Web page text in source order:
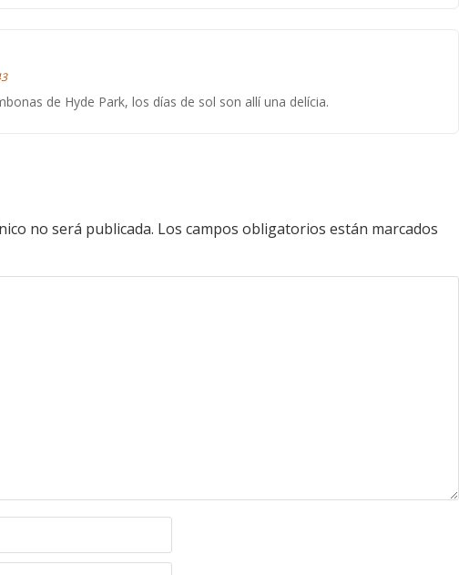
de Hyde Park, los días de sol son allí una delícia.
no será publicada. Los campos obligatorios están marcados